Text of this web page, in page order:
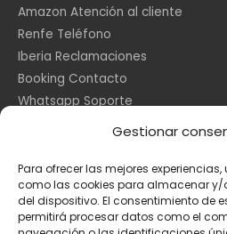
Gestionar
Para ofrecer las mejores
como las cookies para almacenar
del dispositivo. El consentimiento de
permitirá procesar datos como el
Amazon Atención al cliente
Renfe Teléfono
Iberia Reclamaciones
Booking Contacto
Whatsapp Soporte
Información Legal